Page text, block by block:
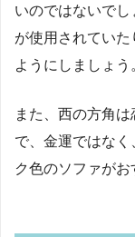
いのではないで
が使用されてい
ようにしましょう
また、西の方角
で、金運ではな
ク色のソファがお